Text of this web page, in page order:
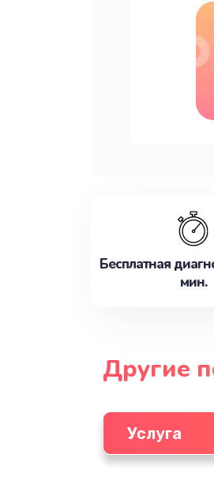
Бесплатная
мин.
Другие
Услуга